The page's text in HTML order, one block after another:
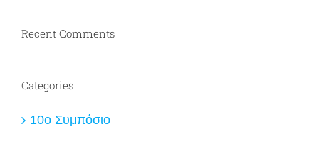
Recent Comments
Categories
10ο Συμπόσιο